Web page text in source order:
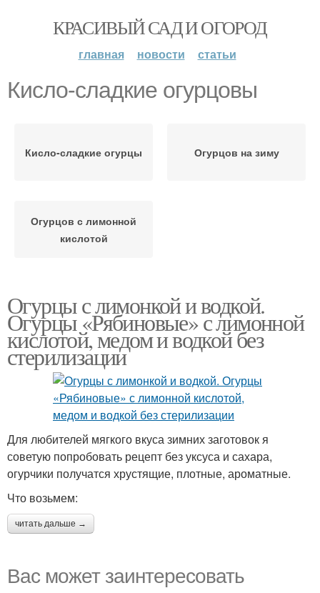
КРАСИВЫЙ САД И ОГОРОД
главная новости статьи
Кисло-сладкие огурцовы
Кисло-сладкие огурцы Огурцов на зиму
Огурцов с лимонной
кислотой
Огурцы с лимонкой и водкой.
Огурцы «Рябиновые» с лимонной
кислотой, медом и водкой без
стерилизации
Для любителей мягкого вкуса зимних заготовок я
советую попробовать рецепт без уксуса и сахара,
огурчики получатся хрустящие, плотные, ароматные.
Что возьмем:
читать дальше →
Вас может заинтересовать